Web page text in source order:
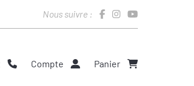
Nous suivre :
Compte Panier